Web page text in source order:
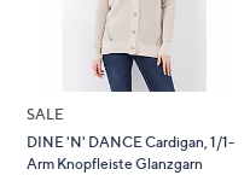
SALE
DINE 'N' DANCE Cardigan, 1/1-
Arm Knopfleiste Glanzgarn